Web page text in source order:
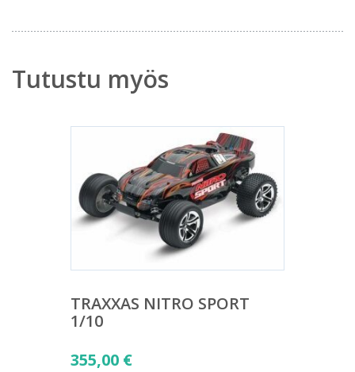
Tutustu myös
TRAXXAS NITRO SPORT
1/10
355,00 €